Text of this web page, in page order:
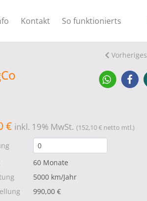
Kontakt So funktionierts
Vorheriges
€ inkl. 19% MwSt. (152,10 € netto mtl.)
60 Monate
5000 km/Jahr
990,00 €